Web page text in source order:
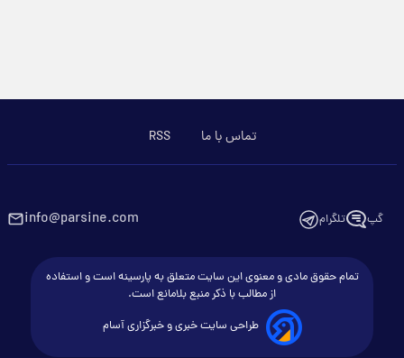
تماس با ما RSS
گپ تلگرام info@parsine.com
تمام حقوق مادی و معنوی این سایت متعلق به پارسینه است و استفاده
از مطالب با ذکر منبع بلامانع است.
طراحی سایت خبری و خبرگزاری آسام